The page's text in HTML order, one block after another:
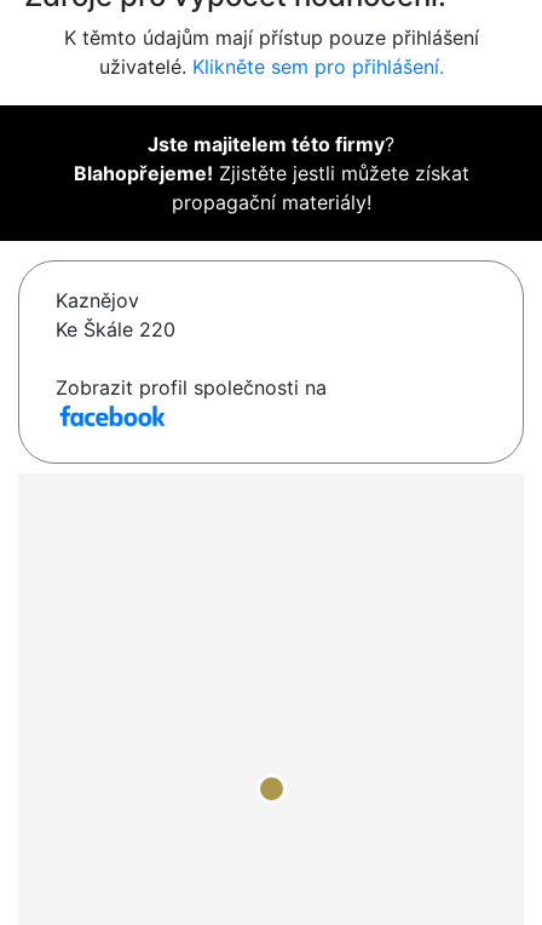
K těmto údajům mají přístup pouze přihlášení
uživatelé. Klikněte sem pro přihlášení.
Jste majitelem této firmy?
Blahopřejeme! Zjistěte jestli můžete získat
propagační materiály!
Kaznějov
Ke Škále 220
Zobrazit profil společnosti na